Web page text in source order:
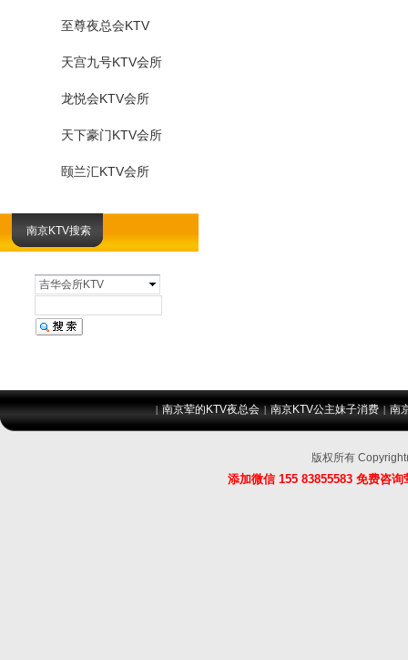
南京KTV搜索
吉华会所KTV
至尊夜总会KTV
天宫九号KTV会所
龙悦会KTV会所
天下豪门KTV会所
颐兰汇KTV会所
|南京荤的KTV夜总会 |南京KTV公主妹子消费 |南
版权所有
添加微信 155 83855583 免费咨